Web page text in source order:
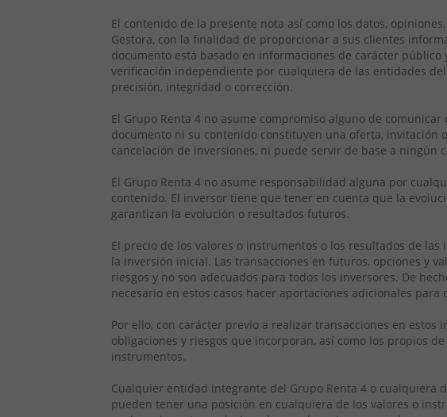
El contenido de la presente nota así como los datos,
Gestora, con la finalidad de proporcionar a sus clientes
documento está basado en informaciones de carácter
verificación independiente por cualquiera de las entidades
precisión, integridad o corrección.
El Grupo Renta 4 no asume compromiso alguno de
documento ni su contenido constituyen una oferta, invitación
cancelación de inversiones, ni puede servir de base a
El Grupo Renta 4 no asume responsabilidad alguna por
contenido. El inversor tiene que tener en cuenta que la
garantizan la evolución o resultados futuros.
El precio de los valores o instrumentos o los resultados de
la inversión inicial. Las transacciones en futuros, opciones y
riesgos y no son adecuados para todos los inversores. De
necesario en estos casos hacer aportaciones adicionales
Por ello, con carácter previo a realizar transacciones en
obligaciones y riesgos que incorporan, así como los propios
instrumentos.
Cualquier entidad integrante del Grupo Renta 4 o cualquiera
pueden tener una posición en cualquiera de los valores o